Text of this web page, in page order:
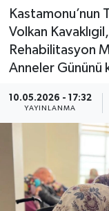
Kastamonu’nun
Volkan
Rehabilitasyon
Anneler Gününü
10.05.2026 - 17:32
YAYINLANMA
Çatalzeytin
Cide
Daday
Doğanyurt